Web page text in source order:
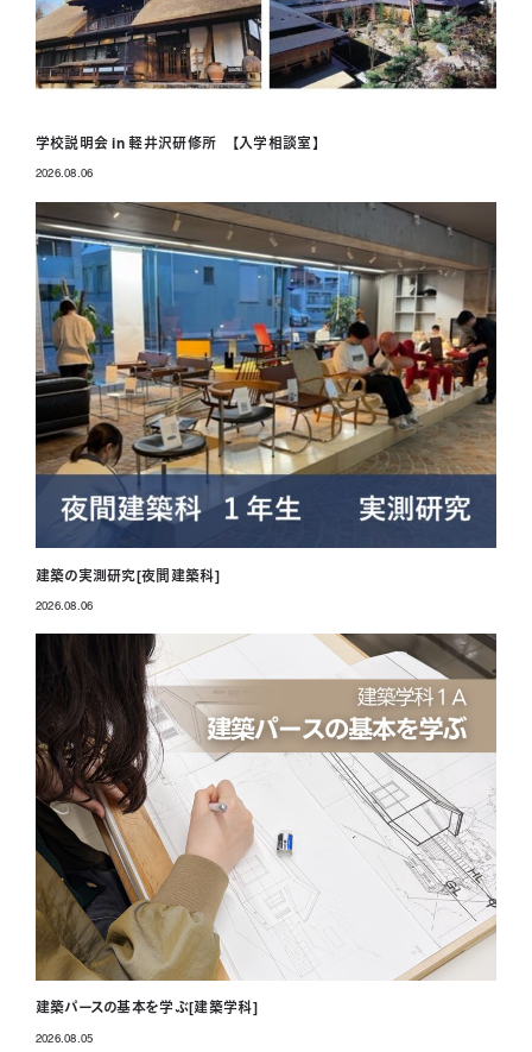
学校説明会 in 軽井沢研修所 【入学相談室】
2026.08.06
建築の実測研究[夜間建築科]
2026.08.06
建築パースの基本を学ぶ[建築学科]
2026.08.05